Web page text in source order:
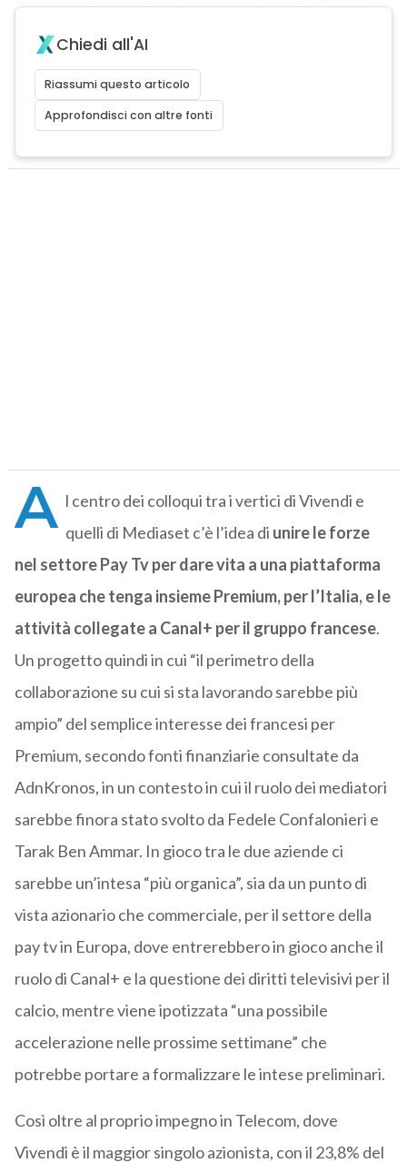
Chiedi all'AI
Riassumi questo articolo
Approfondisci con altre fonti
A l centro dei colloqui tra i vertici di Vivendi e
quelli di Mediaset c’è l’idea di unire le forze
nel settore Pay Tv per dare vita a una piattaforma
europea che tenga insieme Premium, per l’Italia, e le
attività collegate a Canal+ per il gruppo francese.
Un progetto quindi in cui “il perimetro della
collaborazione su cui si sta lavorando sarebbe più
ampio” del semplice interesse dei francesi per
Premium, secondo fonti finanziarie consultate da
AdnKronos, in un contesto in cui il ruolo dei mediatori
sarebbe finora stato svolto da Fedele Confalonieri e
Tarak Ben Ammar. In gioco tra le due aziende ci
sarebbe un’intesa “più organica”, sia da un punto di
vista azionario che commerciale, per il settore della
pay tv in Europa, dove entrerebbero in gioco anche il
ruolo di Canal+ e la questione dei diritti televisivi per il
calcio, mentre viene ipotizzata “una possibile
accelerazione nelle prossime settimane” che
potrebbe portare a formalizzare le intese preliminari.
Così oltre al proprio impegno in Telecom, dove
Vivendi è il maggior singolo azionista, con il 23,8% del